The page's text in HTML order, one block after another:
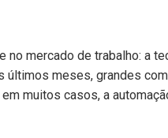
no mercado de trabalho: a
meses, grandes
muitos casos, a